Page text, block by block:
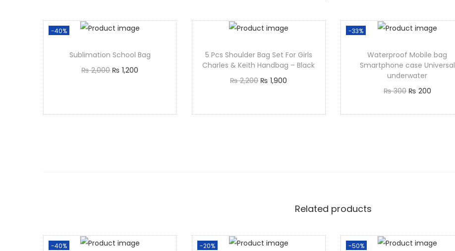
-40%
Sublimation School Bag
₨2,000 ₨ 1,200
5 Pcs Shoulder Bag Set For Girls
Charles & Keith Handbag – Black
₨2,200 ₨ 1,900
-33%
Waterproof Mobile bag
Smartphone case Universal
underwater
₨300 ₨ 200
Related products
-40% -20% -50%